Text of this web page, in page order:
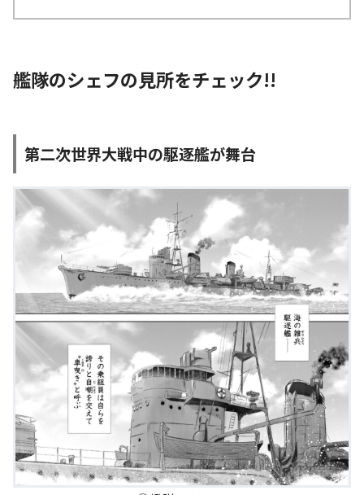
艦隊のシェフの見所をチェック!!
第二次世界大戦中の駆逐艦が舞台